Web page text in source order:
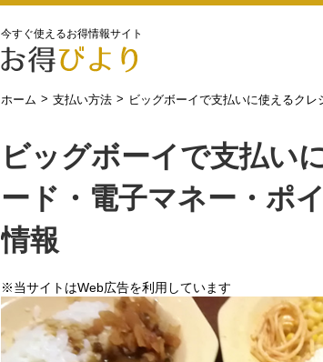
今すぐ使えるお得情報サイト
ホーム > 支払い方法 > ビッグボーイで支払いに使えるク
ビッグボーイで支払い
ード・電子マネー・ポ
情報
※当サイトはWeb広告を利用しています